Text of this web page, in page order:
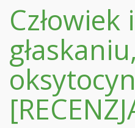
Człowiek